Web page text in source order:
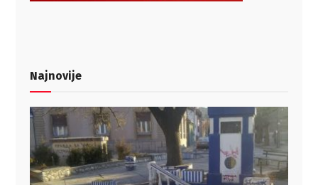
Najnovije